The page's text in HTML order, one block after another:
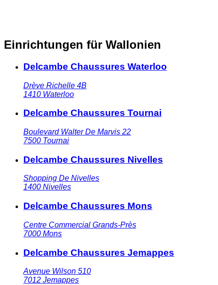
Einrichtungen für Wallonien
Delcambe Chaussures Waterloo
Drève Richelle 4B
1410 Waterloo
Delcambe Chaussures Tournai
Boulevard Walter De Marvis 22
7500 Tournai
Delcambe Chaussures Nivelles
Shopping De Nivelles
1400 Nivelles
Delcambe Chaussures Mons
Centre Commercial Grands-Près
7000 Mons
Delcambe Chaussures Jemappes
Avenue Wilson 510
7012 Jemappes